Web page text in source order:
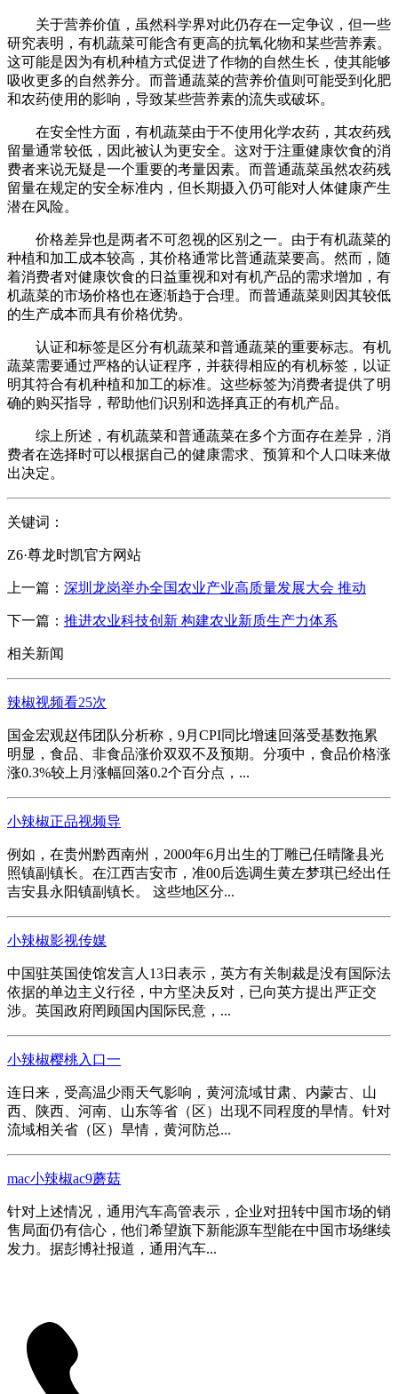
关于营养价值，虽然科学界对此仍存在一定争议，但一些
研究表明，有机蔬菜可能含有更高的抗氧化物和某些营养素。
这可能是因为有机种植方式促进了作物的自然生长，使其能够
吸收更多的自然养分。而普通蔬菜的营养价值则可能受到化肥
和农药使用的影响，导致某些营养素的流失或破坏。
在安全性方面，有机蔬菜由于不使用化学农药，其农药残
留量通常较低，因此被认为更安全。这对于注重健康饮食的消
费者来说无疑是一个重要的考量因素。而普通蔬菜虽然农药残
留量在规定的安全标准内，但长期摄入仍可能对人体健康产生
潜在风险。
价格差异也是两者不可忽视的区别之一。由于有机蔬菜的
种植和加工成本较高，其价格通常比普通蔬菜要高。然而，随
着消费者对健康饮食的日益重视和对有机产品的需求增加，有
机蔬菜的市场价格也在逐渐趋于合理。而普通蔬菜则因其较低
的生产成本而具有价格优势。
认证和标签是区分有机蔬菜和普通蔬菜的重要标志。有机
蔬菜需要通过严格的认证程序，并获得相应的有机标签，以证
明其符合有机种植和加工的标准。这些标签为消费者提供了明
确的购买指导，帮助他们识别和选择真正的有机产品。
综上所述，有机蔬菜和普通蔬菜在多个方面存在差异，消
费者在选择时可以根据自己的健康需求、预算和个人口味来做
出决定。
关键词：
Z6·尊龙时凯官方网站
上一篇： 深圳龙岗举办全国农业产业高质量发展大会 推动
下一篇： 推进农业科技创新 构建农业新质生产力体系
相关新闻
辣椒视频看25次
国金宏观赵伟团队分析称，9月CPI同比增速回落受基数拖累
明显，食品、非食品涨价双双不及预期。分项中，食品价格涨
涨0.3%较上月涨幅回落0.2个百分点，...
小辣椒正品视频导
例如，在贵州黔西南州，2000年6月出生的丁雕已任晴隆县光
照镇副镇长。在江西吉安市，准00后选调生黄左梦琪已经出任
吉安县永阳镇副镇长。 这些地区分...
小辣椒影视传媒
中国驻英国使馆发言人13日表示，英方有关制裁是没有国际法
依据的单边主义行径，中方坚决反对，已向英方提出严正交
涉。英国政府罔顾国内国际民意，...
小辣椒樱桃入口一
连日来，受高温少雨天气影响，黄河流域甘肃、内蒙古、山
西、陕西、河南、山东等省（区）出现不同程度的旱情。针对
流域相关省（区）旱情，黄河防总...
mac小辣椒ac9蘑菇
针对上述情况，通用汽车高管表示，企业对扭转中国市场的销
售局面仍有信心，他们希望旗下新能源车型能在中国市场继续
发力。据彭博社报道，通用汽车...